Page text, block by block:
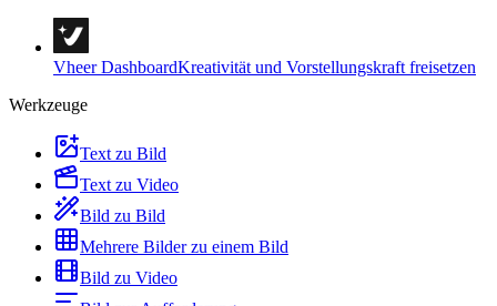
Vheer DashboardKreativität und Vorstellungskraft freisetzen
Werkzeuge
Text zu Bild
Text zu Video
Bild zu Bild
Mehrere Bilder zu einem Bild
Bild zu Video